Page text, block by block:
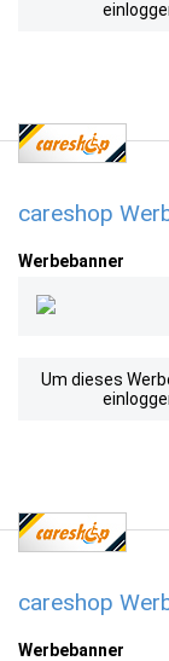
careshop
Werbebanner
Um dieses
careshop
Werbebanner